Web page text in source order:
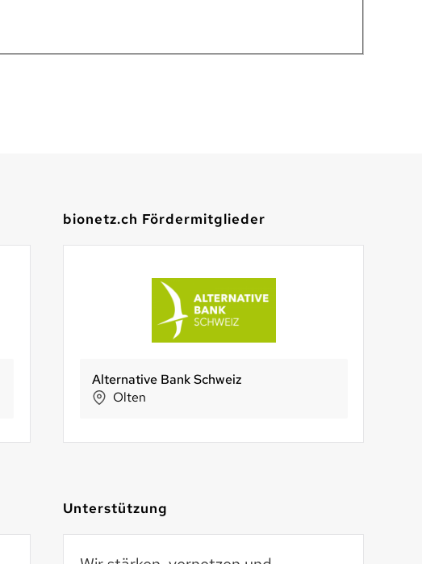
BachserMärt Albisrieden
Zürich Albisrieden
Biomilk AG
Worb
bionetz.ch Fördermitglieder
Alternative Bank Schweiz
Olten
Unterstützung